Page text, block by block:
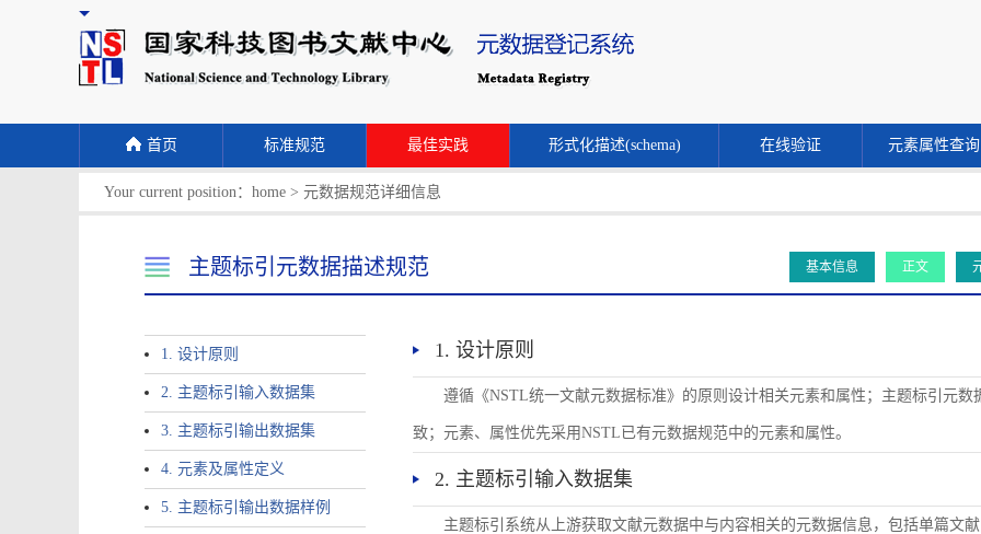
首页 标准规范 最佳实践 形式化描述(schema) 在线验证 元素属性查询
Your current position： home > 元数据规范详细信息
主题标引元数据描述规范 基本信息 正文
1. 设计原则
2. 主题标引输入数据集
3. 主题标引输出数据集
4. 元素及属性定义
5. 主题标引输出数据样例
1. 设计原则
遵循《NSTL统一文献元数据标准》的原则设计相关元素和属性；主题标引元
致；元素、属性优先采用NSTL已有元数据规范中的元素和属性。
2. 主题标引输入数据集
主题标引系统从上游获取文献元数据中与内容相关的元数据信息，包括单篇文